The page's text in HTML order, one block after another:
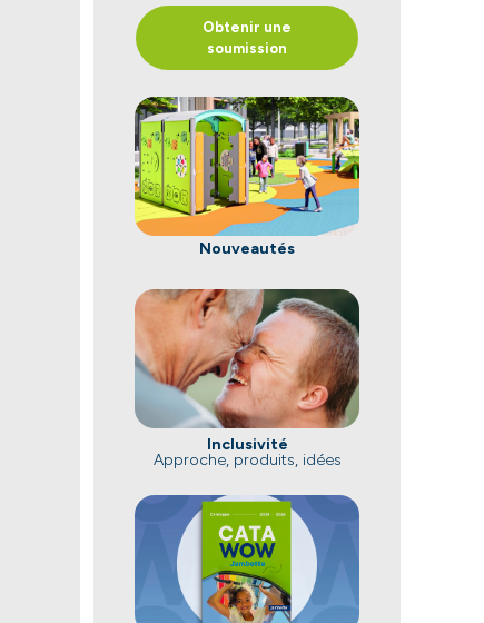
Obtenir une
soumission
Nouveautés
Inclusivité
Approche, produits, idées